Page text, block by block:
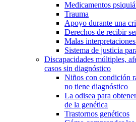
Medicamentos
Trauma
Apoyo durante una
Derechos de recibir
Malas
Sistema de justicia
Discapacidades múltiples,
casos sin diagnóstico
Niños con condición
no tiene diagnóstico
La odisea para
de la genética
Trastornos genéticos